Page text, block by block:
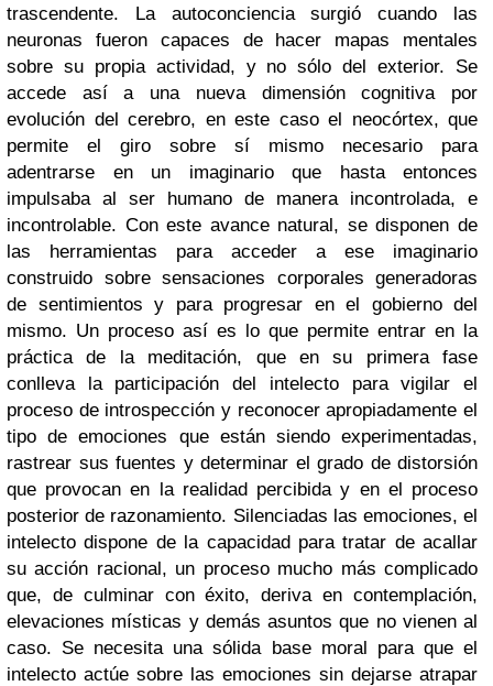
trascendente. La autoconciencia surgió cuando las
neuronas fueron capaces de hacer mapas mentales
sobre su propia actividad, y no sólo del exterior. Se
accede así a una nueva dimensión cognitiva por
evolución del cerebro, en este caso el neocórtex, que
permite el giro sobre sí mismo necesario para
adentrarse en un imaginario que hasta entonces
impulsaba al ser humano de manera incontrolada, e
incontrolable. Con este avance natural, se disponen de
las herramientas para acceder a ese imaginario
construido sobre sensaciones corporales generadoras
de sentimientos y para progresar en el gobierno del
mismo. Un proceso así es lo que permite entrar en la
práctica de la meditación, que en su primera fase
conlleva la participación del intelecto para vigilar el
proceso de introspección y reconocer apropiadamente el
tipo de emociones que están siendo experimentadas,
rastrear sus fuentes y determinar el grado de distorsión
que provocan en la realidad percibida y en el proceso
posterior de razonamiento. Silenciadas las emociones, el
intelecto dispone de la capacidad para tratar de acallar
su acción racional, un proceso mucho más complicado
que, de culminar con éxito, deriva en contemplación,
elevaciones místicas y demás asuntos que no vienen al
caso. Se necesita una sólida base moral para que el
intelecto actúe sobre las emociones sin dejarse atrapar